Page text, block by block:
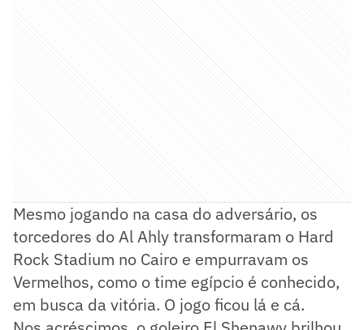
Mesmo jogando na casa do adversário, os
torcedores do Al Ahly transformaram o Hard
Rock Stadium no Cairo e empurravam os
Vermelhos, como o time egípcio é conhecido,
em busca da vitória. O jogo ficou lá e cá.